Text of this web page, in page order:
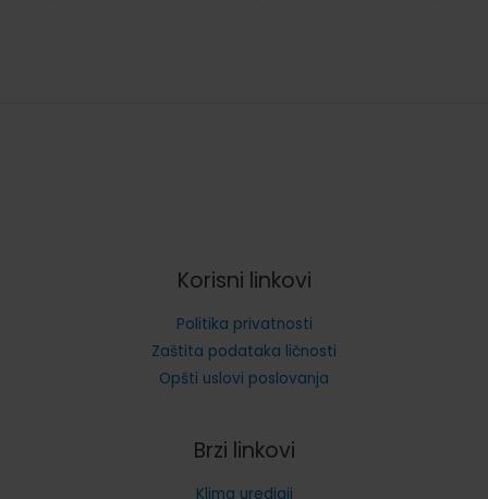
Korisni linkovi
Politika privatnosti
Zaštita podataka ličnosti
Opšti uslovi poslovanja
Brzi linkovi
Klima uredjaji